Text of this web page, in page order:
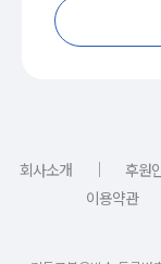
회사소개 ｜ 후원
이용약관